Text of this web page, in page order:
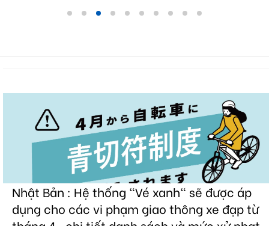
Nhật Bản : Hệ thống "Vé xanh" sẽ được áp
dụng cho các vi phạm giao thông xe đạp từ